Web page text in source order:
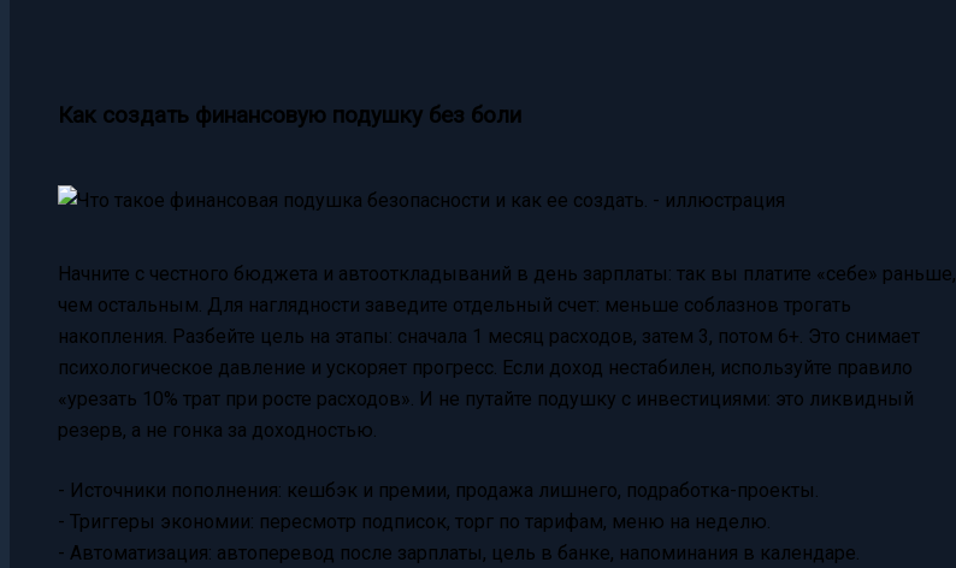
Как создать финансовую подушку без боли
Начните с честного бюджета и автооткладываний в день зарплаты: так вы платите «себе» раньше,
чем остальным. Для наглядности заведите отдельный счет: меньше соблазнов трогать
накопления. Разбейте цель на этапы: сначала 1 месяц расходов, затем 3, потом 6+. Это снимает
психологическое давление и ускоряет прогресс. Если доход нестабилен, используйте правило
«урезать 10% трат при росте расходов». И не путайте подушку с инвестициями: это ликвидный
резерв, а не гонка за доходностью.
- Источники пополнения: кешбэк и премии, продажа лишнего, подработка-проекты.
- Триггеры экономии: пересмотр подписок, торг по тарифам, меню на неделю.
- Автоматизация: автоперевод после зарплаты, цель в банке, напоминания в календаре.